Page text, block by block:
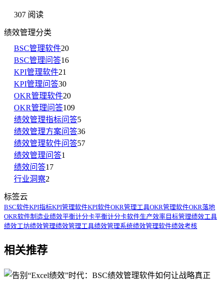
307 阅读
绩效管理分类
BSC管理软件20
BSC管理问答16
KPI管理软件21
KPI管理问答30
OKR管理软件20
OKR管理问答109
绩效管理指标问答5
绩效管理方案问答36
绩效管理软件问答57
绩效管理问答1
绩效问答17
行业洞察2
标签云
BSC软件KPI指标KPI管理软件KPI软件OKR管理工具OKR管理软件OKR落地
OKR软件制造业绩效平衡计分卡平衡计分卡软件生产效率 目标管理绩效工具
绩效工坊绩效管理绩效管理工具绩效管理系统绩效管理软件绩效考核
相关推荐